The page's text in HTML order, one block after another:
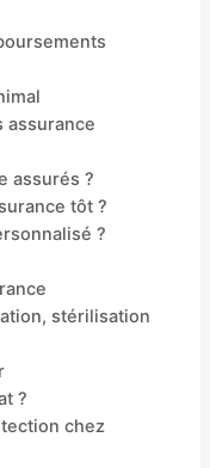
assurance
assurés ?
tôt ?
?
stérilisation
?
chez